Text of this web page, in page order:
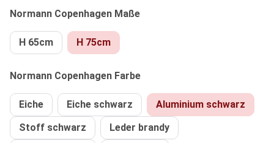
Normann Copenhagen Maßeauswählen
H 65cm H 75cm
Normann Copenhagen Farbeauswählen
Eiche Eiche schwarz
Aluminium schwarz
Stoff schwarz
Leder brandy